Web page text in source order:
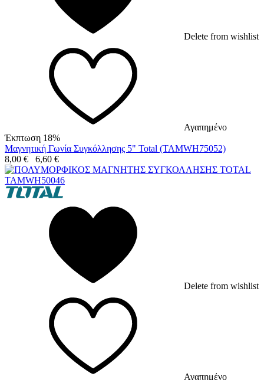
Delete from wishlist
Αγαπημένο
Έκπτωση 18%
Μαγνητική Γωνία Συγκόλλησης 5" Total (TAMWH75052)
8,00 € 6,60 €
Delete from wishlist
Αγαπημένο